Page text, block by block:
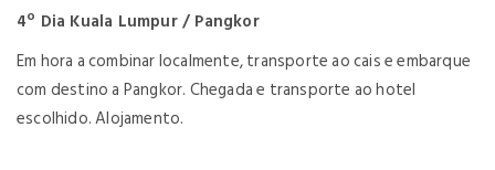
4º Dia Kuala Lumpur / Pangkor
Em hora a combinar localmente, transporte ao cais e embarque
com destino a Pangkor. Chegada e transporte ao hotel
escolhido. Alojamento.